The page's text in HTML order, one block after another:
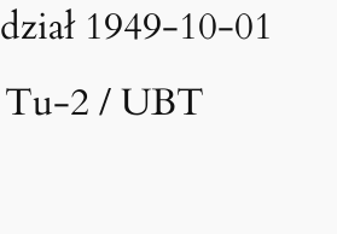
1949-10-01
2 / UBT